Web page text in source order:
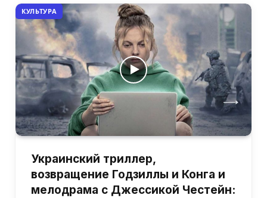
КУЛЬТУРА
Украинский триллер,
возвращение Годзиллы и Конга и
мелодрама с Джессикой Честейн: